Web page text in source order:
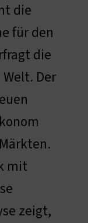
die
für den
die
Der
mit
zeigt,